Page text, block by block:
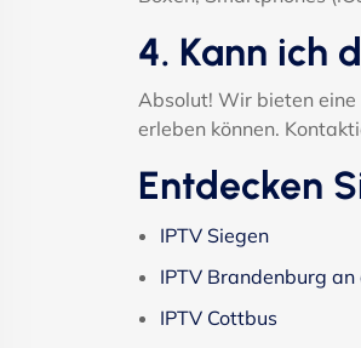
4. Kann ich
Absolut! Wir bieten
erleben können.
Entdecken
IPTV Siegen
IPTV Brandenburg
IPTV Cottbus